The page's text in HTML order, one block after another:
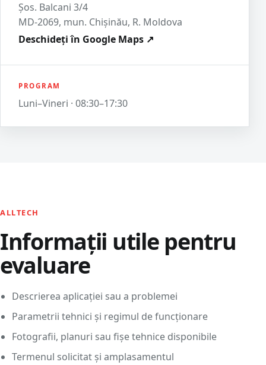
Șos. Balcani 3/4
MD-2069, mun. Chișinău, R. Moldova
Deschideți în Google Maps ↗
PROGRAM
Luni–Vineri · 08:30–17:30
ALLTECH
Informații utile pentru
evaluare
Descrierea aplicației sau a problemei
Parametrii tehnici și regimul de funcționare
Fotografii, planuri sau fișe tehnice disponibile
Termenul solicitat și amplasamentul